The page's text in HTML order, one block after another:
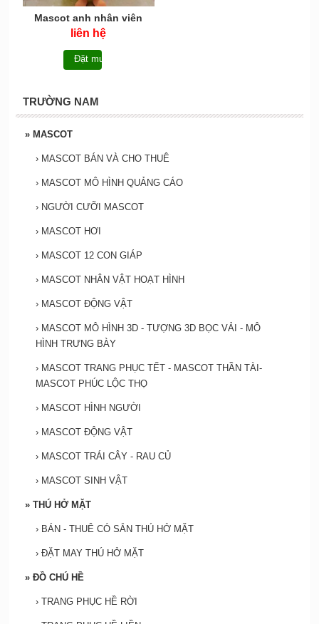
Mascot anh nhân viên
Bánh Tráng Mâm - MCN037
liên hệ
Đặt mua
TRƯỜNG NAM
» MASCOT
› MASCOT BÁN VÀ CHO THUÊ
› MASCOT MÔ HÌNH QUẢNG CÁO
› NGƯỜI CƯỠI MASCOT
› MASCOT HƠI
› MASCOT 12 CON GIÁP
› MASCOT NHÂN VẬT HOẠT HÌNH
› MASCOT ĐỘNG VẬT
› MASCOT MÔ HÌNH 3D - TƯỢNG 3D BỌC VẢI - MÔ
HÌNH TRƯNG BÀY
› MASCOT TRANG PHỤC TẾT - MASCOT THẦN TÀI-
MASCOT PHÚC LỘC THỌ
› MASCOT HÌNH NGƯỜI
› MASCOT ĐỘNG VẬT
› MASCOT TRÁI CÂY - RAU CỦ
› MASCOT SINH VẬT
» THÚ HỞ MẶT
› BÁN - THUÊ CÓ SẮN THÚ HỞ MẶT
› ĐẶT MAY THÚ HỞ MẶT
» ĐỒ CHÚ HỀ
› TRANG PHỤC HỀ RỜI